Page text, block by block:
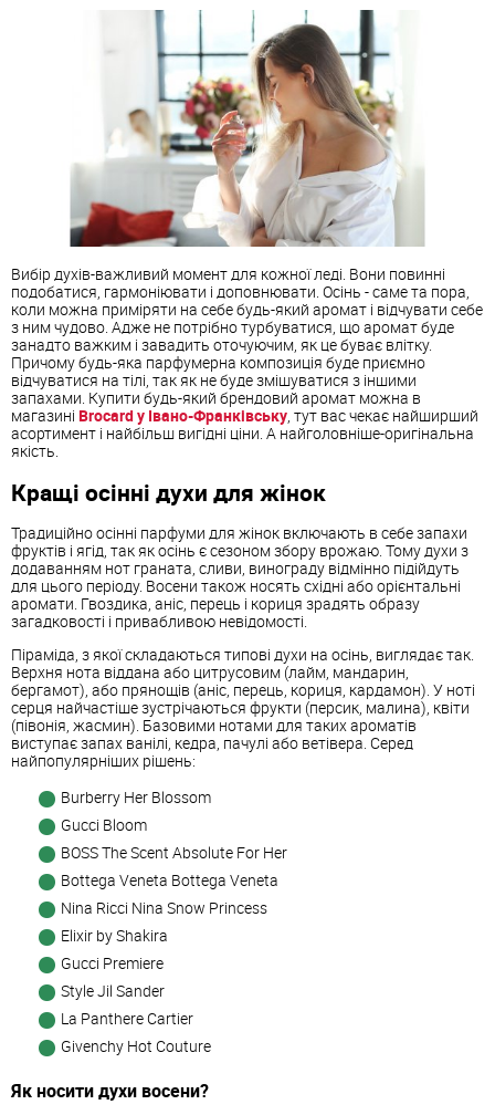
Вибір духів-важливий момент для кожної леді. Вони повинні
подобатися, гармоніювати і доповнювати. Осінь - саме та пора,
коли можна приміряти на себе будь-який аромат і відчувати себе
з ним чудово. Адже не потрібно турбуватися, що аромат буде
занадто важким і завадить оточуючим, як це буває влітку.
Причому будь-яка парфумерна композиція буде приємно
відчуватися на тілі, так як не буде змішуватися з іншими
запахами. Купити будь-який брендовий аромат можна в
магазині Brocard у Івано-Франківську , тут вас чекає найширший
асортимент і найбільш вигідні ціни. А найголовніше-оригінальна
якість.
Кращі осінні духи для жінок
Традиційно осінні парфуми для жінок включають в себе запахи
фруктів і ягід, так як осінь є сезоном збору врожаю. Тому духи з
додаванням нот граната, сливи, винограду відмінно підійдуть
для цього періоду. Восени також носять східні або орієнтальні
аромати. Гвоздика, аніс, перець і кориця зрадять образу
загадковості і привабливою невідомості.
Піраміда, з якої складаються типові духи на осінь, виглядає так.
Верхня нота віддана або цитрусовим (лайм, мандарин,
бергамот), або прянощів (аніс, перець, кориця, кардамон). У ноті
серця найчастіше зустрічаються фрукти (персик, малина), квіти
(півонія, жасмин). Базовими нотами для таких ароматів
виступає запах ванілі, кедра, пачулі або ветівера. Серед
найпопулярніших рішень:
Burberry Her Blossom
Gucci Bloom
BOSS The Scent Absolute For Her
Bottega Veneta Bottega Veneta
Nina Ricci Nina Snow Princess
Elixir by Shakira
Gucci Premiere
Style Jil Sander
La Panthere Cartier
Givenchy Hot Couture
Як носити духи восени?